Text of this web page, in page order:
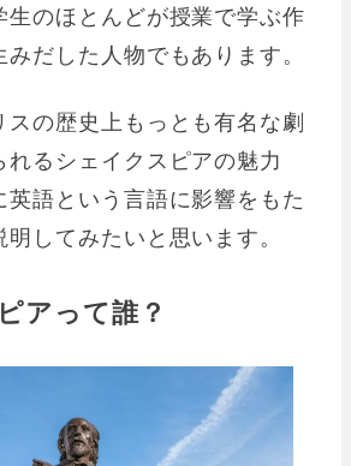
生のほとんどが授業で学ぶ作
だした人物でもあります。
スの歴史上もっとも有名な劇
れるシェイクスピアの魅力
英語という言語に影響をもた
してみたいと思います。
アって誰？